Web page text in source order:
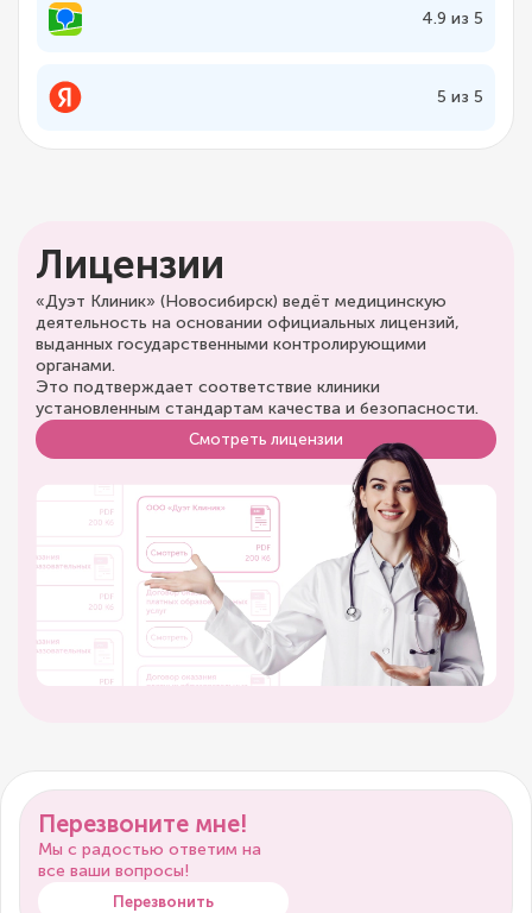
4.9 из 5
5 из 5
Лицензии
«Дуэт Клиник» (Новосибирск) ведёт медицинскую
деятельность на основании официальных лицензий,
выданных государственными контролирующими
органами.
Это подтверждает соответствие клиники
установленным стандартам качества и безопасности.
Смотреть лицензии
Перезвоните мне!
Мы с радостью ответим на
все ваши вопросы!
Перезвонить